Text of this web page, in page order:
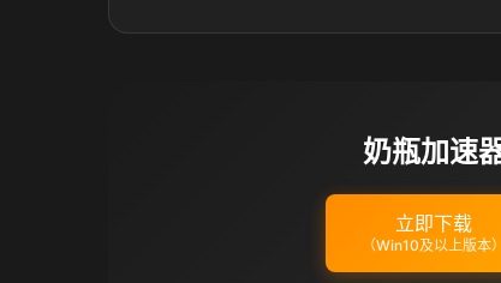
奶瓶加速
立即下载
（Win10及以上版本）